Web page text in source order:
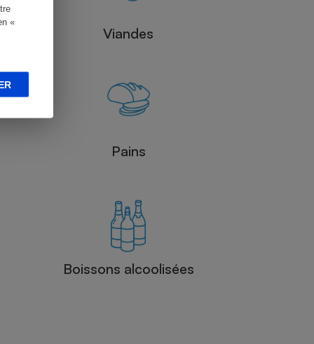
«
Viandes
Pains
Boissons alcoolisées